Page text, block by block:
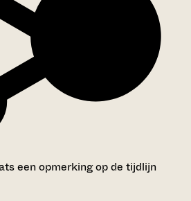
een opmerking op de tijdlijn